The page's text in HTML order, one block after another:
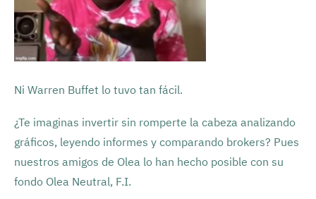
Ni Warren Buffet lo tuvo tan fácil.
¿Te imaginas invertir sin romperte la cabeza analizando
gráficos, leyendo informes y comparando brokers? Pues
nuestros amigos de Olea lo han hecho posible con su
fondo Olea Neutral, F.I.